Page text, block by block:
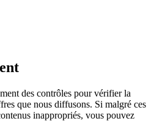
des contrôles pour vérifier la
que nous diffusons. Si malgré ces
inappropriés, vous pouvez